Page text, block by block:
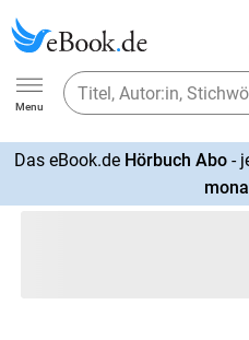
Ebook.de
Menu
Das eBook.de Hörbuch Abo-